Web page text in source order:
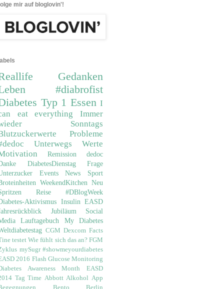
mir auf bloglovin'!
Gedanken
#diabrofist
Typ 1 Essen I
eat everything
Immer
Sonntags
Probleme
Unterwegs
Werte
Remission
dedoc
DiabetesDienstag
Frage
Events News
Sport
WeekendKitchen Neu
Reise
#DBlogWeek
Aktivismus Insulin EASD
Jubiläum
Social
Lauftagebuch
My Diabetes
CGM Dexcom Facts
testet Wie fühlt sich das an? FGM
mySugr #showmeyourdiabetes
2016 Flash Glucose Monitoring
Awareness Month
EASD
Tag Time Abbott Alkohol App